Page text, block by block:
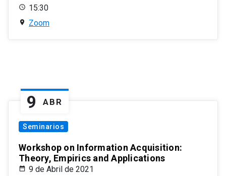
15:30
Zoom
9 ABR
Seminarios
Workshop on Information Acquisition:
Theory, Empirics and Applications
9 de Abril de 2021